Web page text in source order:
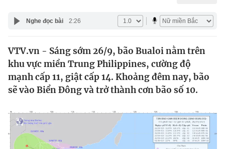
Thế giới
Tin tức
Thế giới đó đây
Câu chuyện quốc tế
Tài chính
Thị trường
Dữ liệu và đời sống
Giáo dục
Nghe đọc bài 2:26
VTV.vn - Sáng sớm 26/9, bão Bualoi nằm trên
khu vực miền Trung Philippines, cường độ
mạnh cấp 11, giật cấp 14. Khoảng đêm nay, bão
sẽ vào Biển Đông và trở thành cơn bão số 10.